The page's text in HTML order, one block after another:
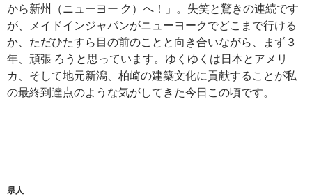
から新州（ニューヨー ク）へ！」。失笑と驚きの連続です
が、メイドインジャパンがニューヨークでどこまで行ける
か、ただひたすら目の前のことと向き合いながら、まず３
年、頑張 ろうと思っています。ゆくゆくは日本とアメリ
カ、そして地元新潟、柏崎の建築文化に貢献することが私
の最終到達点のような気がしてきた今日この頃です。
県人